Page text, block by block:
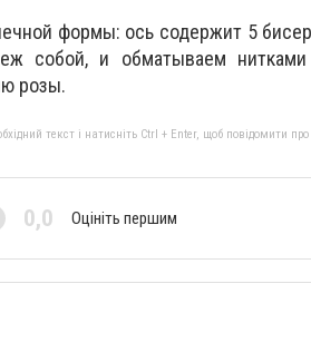
формы: ось содержит 5
собой, и обматываем
розы.
текст і натисніть Ctrl + Enter, щоб повідомити
0,0 Оцініть першим